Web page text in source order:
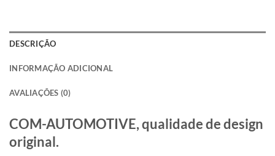
DESCRIÇÃO
INFORMAÇÃO ADICIONAL
AVALIAÇÕES (0)
COM-AUTOMOTIVE, qualidade de design
original.